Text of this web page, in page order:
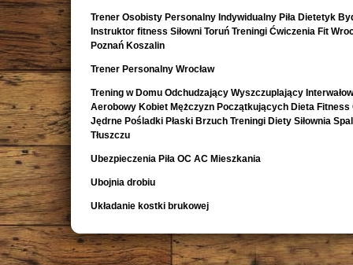
Trener Osobisty Personalny Indywidualny Piła Dietetyk
Instruktor fitness Siłowni Toruń Treningi Ćwiczenia Fit
Poznań Koszalin
Trener Personalny Wrocław
Trening w Domu Odchudzający Wyszczuplający
Aerobowy Kobiet Mężczyzn Początkujących Dieta Fitness
Jędrne Pośladki Płaski Brzuch Treningi Diety Siłownia
Tłuszczu
Ubezpieczenia Piła OC AC Mieszkania
Ubojnia drobiu
Układanie kostki brukowej